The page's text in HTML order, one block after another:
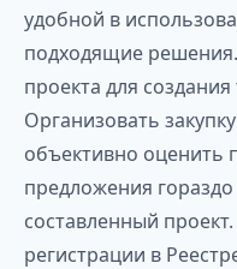
удобной в
подходящие
проекта для
Организовать
объективно оценить
предложения
составленный
регистрации в